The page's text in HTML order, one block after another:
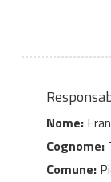
Nome:
Cognome:
Comune: